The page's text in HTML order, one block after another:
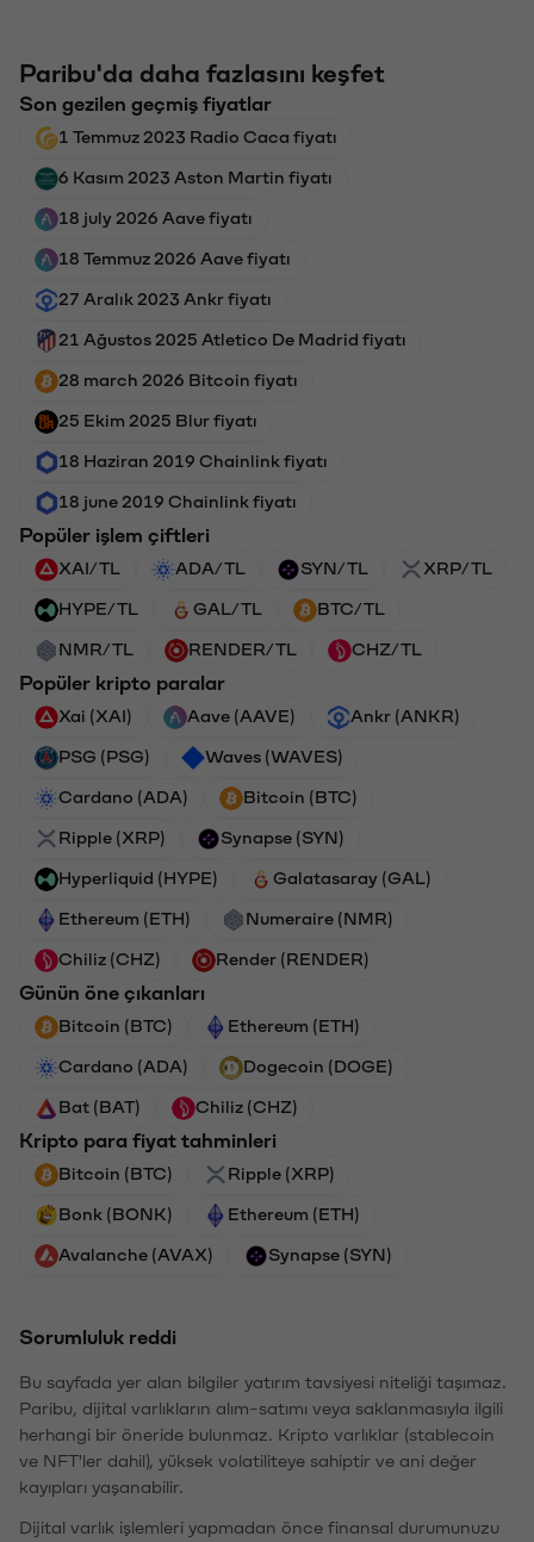
Paribu'da daha fazlasını keşfet
Son gezilen geçmiş fiyatlar
1 Temmuz 2023 Radio Caca fiyatı
6 Kasım 2023 Aston Martin fiyatı
18 july 2026 Aave fiyatı
18 Temmuz 2026 Aave fiyatı
27 Aralık 2023 Ankr fiyatı
21 Ağustos 2025 Atletico De Madrid fiyatı
28 march 2026 Bitcoin fiyatı
25 Ekim 2025 Blur fiyatı
18 Haziran 2019 Chainlink fiyatı
18 june 2019 Chainlink fiyatı
Popüler işlem çiftleri
XAI/TL ADA/TL SYN/TL XRP/TL
HYPE/TL GAL/TL BTC/TL
NMR/TL RENDER/TL CHZ/TL
Popüler kripto paralar
Xai (XAI) Aave (AAVE) Ankr (ANKR)
PSG (PSG) Waves (WAVES)
Cardano (ADA) Bitcoin (BTC)
Ripple (XRP) Synapse (SYN)
Hyperliquid (HYPE) Galatasaray (GAL)
Ethereum (ETH) Numeraire (NMR)
Chiliz (CHZ) Render (RENDER)
Günün öne çıkanları
Bitcoin (BTC) Ethereum (ETH)
Cardano (ADA) Dogecoin (DOGE)
Bat (BAT) Chiliz (CHZ)
Kripto para fiyat tahminleri
Bitcoin (BTC) Ripple (XRP)
Bonk (BONK) Ethereum (ETH)
Avalanche (AVAX) Synapse (SYN)
Sorumluluk reddi
Bu sayfada yer alan bilgiler yatırım tavsiyesi niteliği taşımaz.
Paribu, dijital varlıkların alım-satımı veya saklanmasıyla ilgili
herhangi bir öneride bulunmaz. Kripto varlıklar (stablecoin
ve NFT'ler dahil), yüksek volatiliteye sahiptir ve ani değer
kayıpları yaşanabilir.
Dijital varlık işlemleri yapmadan önce finansal durumunuzu